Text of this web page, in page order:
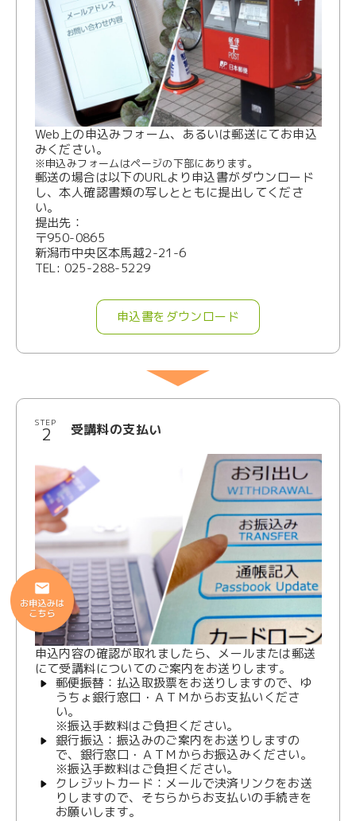
Web上の申込みフォーム、あるいは郵送にてお申込
みください。
※申込みフォームはページの下部にあります。
郵送の場合は以下のURLより申込書がダウンロード
し、本人確認書類の写しとともに提出してくださ
い。
提出先：
〒950-0865
新潟市中央区本馬越2-21-6
TEL: 025-288-5229
申込書をダウンロード
STEP 受講料の支払い
申込内容の確認が取れましたら、メールまたは郵送
にて受講料についてのご案内をお送りします。
郵便振替：払込取扱票をお送りしますので、ゆ
うちょ銀行窓口・ＡＴＭからお支払いくださ
い。
※振込手数料はご負担ください。
銀行振込：振込みのご案内をお送りしますの
で、銀行窓口・ＡＴＭからお振込みください。
※振込手数料はご負担ください。
クレジットカード：メールで決済リンクをお送
りしますので、そちらからお支払いの手続きを
お願いします。